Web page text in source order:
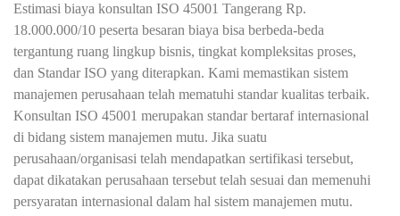
Estimasi biaya konsultan ISO 45001 Tangerang Rp.
18.000.000/10 peserta besaran biaya bisa berbeda-beda
tergantung ruang lingkup bisnis, tingkat kompleksitas proses,
dan Standar ISO yang diterapkan. Kami memastikan sistem
manajemen perusahaan telah mematuhi standar kualitas terbaik.
Konsultan ISO 45001 merupakan standar bertaraf internasional
di bidang sistem manajemen mutu. Jika suatu
perusahaan/organisasi telah mendapatkan sertifikasi tersebut,
dapat dikatakan perusahaan tersebut telah sesuai dan memenuhi
persyaratan internasional dalam hal sistem manajemen mutu.